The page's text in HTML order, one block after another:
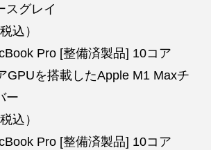
スグレイ
込）
Pro [整備済製品] 10コア
GPUを搭載したApple M1 Maxチ
ー
込）
Pro [整備済製品] 10コア